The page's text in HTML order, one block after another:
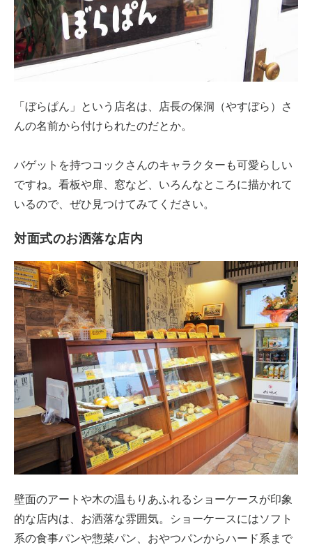
「ぼらぱん」という店名は、店長の保洞（やすぼら）さ
んの名前から付けられたのだとか。
バゲットを持つコックさんのキャラクターも可愛らしい
ですね。看板や扉、窓など、いろんなところに描かれて
いるので、ぜひ見つけてみてください。
対面式のお洒落な店内
壁面のアートや木の温もりあふれるショーケースが印象
的な店内は、お洒落な雰囲気。ショーケースにはソフト
系の食事パンや惣菜パン、おやつパンからハード系まで